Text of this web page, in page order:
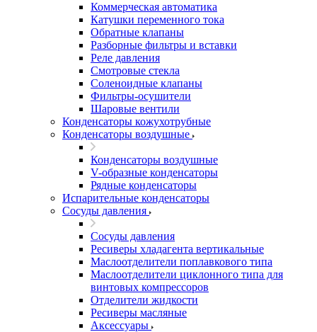
Коммерческая автоматика
Катушки переменного тока
Обратные клапаны
Разборные фильтры и вставки
Реле давления
Смотровые стекла
Соленоидные клапаны
Фильтры-осушители
Шаровые вентили
Конденсаторы кожухотрубные
Конденсаторы воздушные
Конденсаторы воздушные
V-образные конденсаторы
Рядные конденсаторы
Испарительные конденсаторы
Сосуды давления
Сосуды давления
Ресиверы хладагента вертикальные
Маслоотделители поплавкового типа
Маслоотделители циклонного типа для
винтовых компрессоров
Отделители жидкости
Ресиверы масляные
Аксессуары